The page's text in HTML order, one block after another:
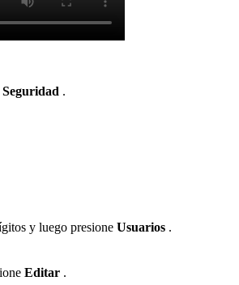
Seguridad .
y luego presione Usuarios .
Editar .